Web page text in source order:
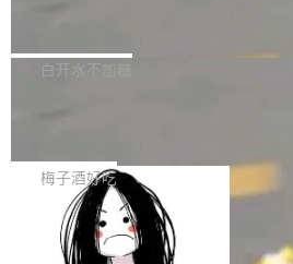
获配9...
题，该问题可能导致在旧版 Linux 内核...
P）！这一里程碑不仅标志着 Fluss 迈入
长期停止内容更新，未能实现其作为“AI
提交的编辑请求也长期处于待处理状态
pedia 于去年底上线，定位为由人工智能
容的百科平台，被马斯克视为传统众包
维基百科的替代方案。Lawfare 调查发
白开水不加糖
是这样的：配 MessageSource 的 Bean
声明 LocaleResolver、注册
erceptor…五六步之后才能看到第一行
梅子酒好吃
Apache Doris 4.1 全面增强 Iceberg
支持 UPDATE、MERGE INTO 与
Apache Doris 4.1 要补齐的，正是缺失